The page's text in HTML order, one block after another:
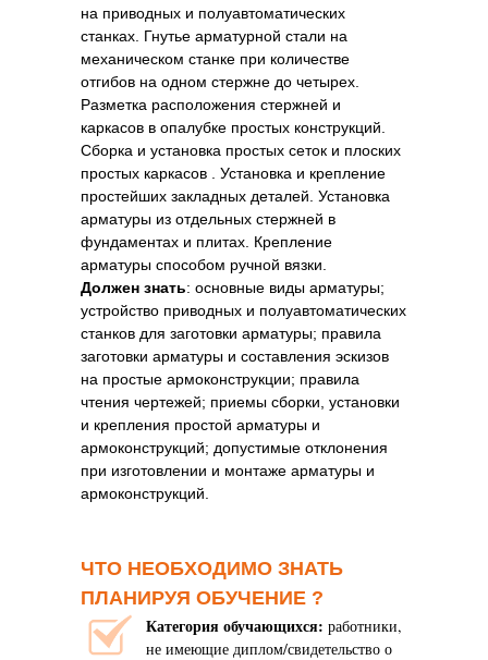
на приводных и полуавтоматических
станках. Гнутье арматурной стали на
механическом станке при количестве
отгибов на одном стержне до четырех.
Разметка расположения стержней и
каркасов в опалубке простых конструкций.
Сборка и установка простых сеток и плоских
простых каркасов . Установка и крепление
простейших закладных деталей. Установка
арматуры из отдельных стержней в
фундаментах и плитах. Крепление
арматуры способом ручной вязки.
Должен знать: основные виды арматуры;
устройство приводных и полуавтоматических
станков для заготовки арматуры; правила
заготовки арматуры и составления эскизов
на простые армоконструкции; правила
чтения чертежей; приемы сборки, установки
и крепления простой арматуры и
армоконструкций; допустимые отклонения
при изготовлении и монтаже арматуры и
армоконструкций.
ЧТО НЕОБХОДИМО ЗНАТЬ
ПЛАНИРУЯ ОБУЧЕНИЕ ?
Категория обучающихся: работники,
не имеющие диплом/свидетельство о